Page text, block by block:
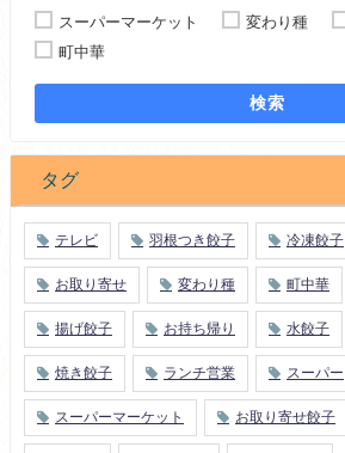
スーパーマーケット
変わり種
町中華
検索
タグ
テレビ 羽根つき餃子 冷凍餃子
お取り寄せ 変わり種 町中華
揚げ餃子 お持ち帰り 水餃子
焼き餃子 ランチ営業 スーパー
スーパーマーケット お取り寄せ餃子